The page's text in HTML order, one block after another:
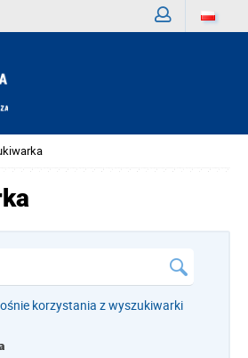
korzystania z wyszukiwarki